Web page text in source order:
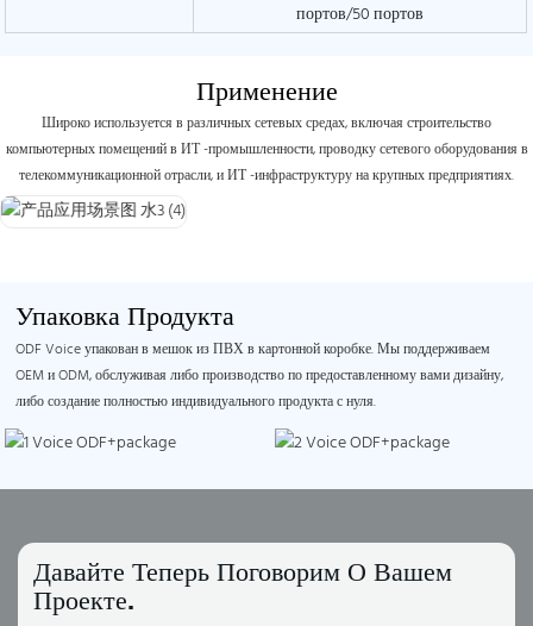
портов/50 портов
Применение
Широко используется в различных сетевых средах, включая строительство
компьютерных помещений в ИТ -промышленности, проводку сетевого оборудования в
телекоммуникационной отрасли, и ИТ -инфраструктуру на крупных предприятиях.
Упаковка Продукта
ODF Voice упакован в мешок из ПВХ в картонной коробке. Мы поддерживаем
OEM и ODM, обслуживая либо производство по предоставленному вами дизайну,
либо создание полностью индивидуального продукта с нуля.
Давайте Теперь Поговорим О Вашем
Проекте.